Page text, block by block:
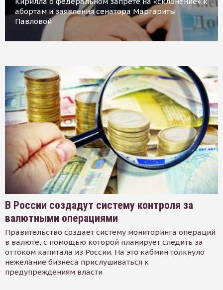
абортам и заявления сенатора Маргариты
Павловой
В России создадут систему контроля за
валютными операциями
Правительство создает систему мониторинга операций
в валюте, с помощью которой планирует следить за
оттоком капитала из России. На это кабмин толкнуло
нежелание бизнеса прислушиваться к
предупреждениям власти